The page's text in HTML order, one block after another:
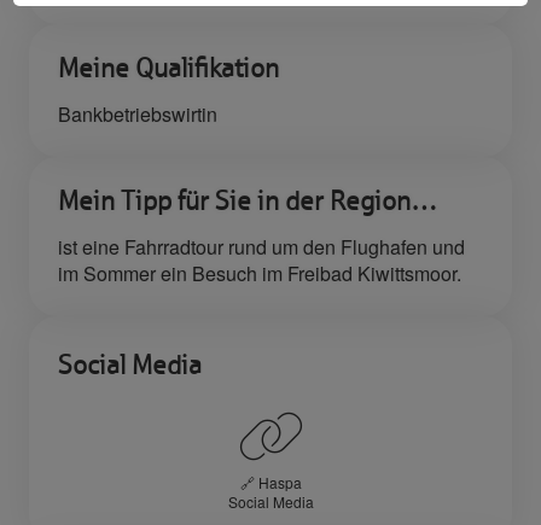
Meine Qualifikation
Bankbetriebswirtin
Mein Tipp für Sie in der Region…
ist eine Fahrradtour rund um den Flughafen und
im Sommer ein Besuch im Freibad Kiwittsmoor.
Social Media
🔗 Haspa
Social Media